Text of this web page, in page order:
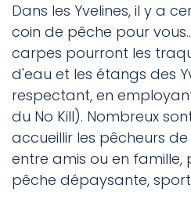
Dans les Yvelines, il y a
coin de pêche pour
carpes pourront les
d'eau et les étangs des
respectant, en
du No Kill). Nombreux
accueillir les pêcheurs
entre amis ou en famille,
pêche dépaysante,